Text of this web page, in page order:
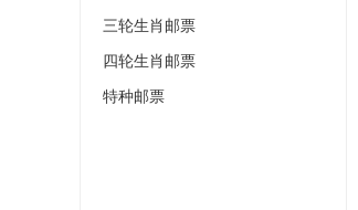
三轮生肖邮票
四轮生肖邮票
特种邮票